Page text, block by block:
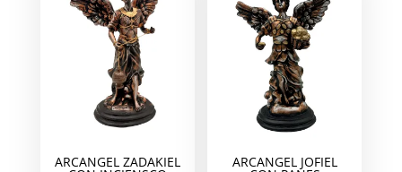
ARCANGEL ZADAKIEL ARCANGEL JOFIEL